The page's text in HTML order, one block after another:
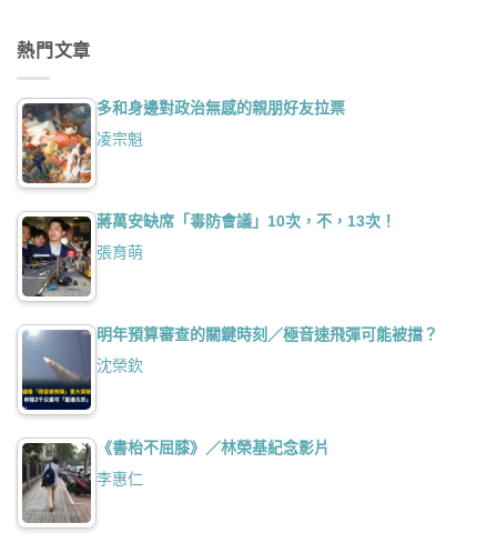
熱門文章
多和身邊對政治無感的親朋好友拉票
凌宗魁
蔣萬安缺席「毒防會議」10次，不，13次！
張育萌
明年預算審查的關鍵時刻／極音速飛彈可能被擋？
沈榮欽
《書枱不屈膝》／林榮基紀念影片
李惠仁